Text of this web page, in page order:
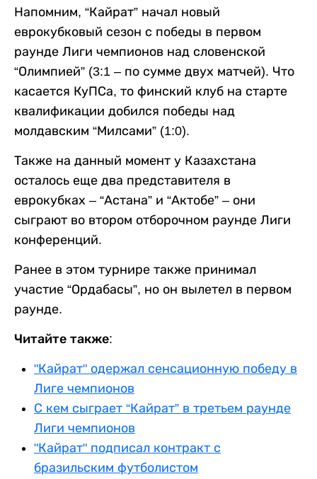
Напомним, “Кайрат” начал новый
еврокубковый сезон с победы в первом
раунде Лиги чемпионов над словенской
“Олимпией” (3:1 – по сумме двух матчей). Что
касается КуПСа, то финский клуб на старте
квалификации добился победы над
молдавским “Милсами” (1:0).
Также на данный момент у Казахстана
осталось еще два представителя в
еврокубках – “Астана” и “Актобе” – они
сыграют во втором отборочном раунде Лиги
конференций.
Ранее в этом турнире также принимал
участие “Ордабасы”, но он вылетел в первом
раунде.
Читайте также:
"Кайрат" одержал сенсационную победу в
Лиге чемпионов
С кем сыграет “Кайрат” в третьем раунде
Лиги чемпионов
"Кайрат" подписал контракт с
бразильским футболистом